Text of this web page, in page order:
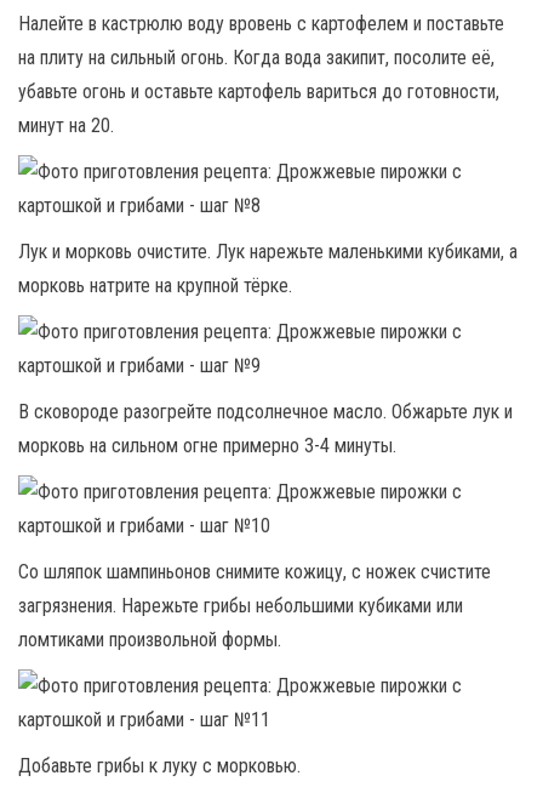
Налейте в кастрюлю воду вровень с картофелем и поставьте
на плиту на сильный огонь. Когда вода закипит, посолите её,
убавьте огонь и оставьте картофель вариться до готовности,
минут на 20.
Лук и морковь очистите. Лук нарежьте маленькими кубиками, а
морковь натрите на крупной тёрке.
В сковороде разогрейте подсолнечное масло. Обжарьте лук и
морковь на сильном огне примерно 3-4 минуты.
Со шляпок шампиньонов снимите кожицу, с ножек счистите
загрязнения. Нарежьте грибы небольшими кубиками или
ломтиками произвольной формы.
Добавьте грибы к луку с морковью.